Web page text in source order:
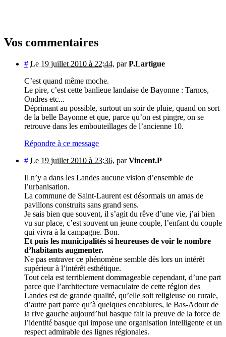
Vos commentaires
# Le 19 juillet 2010 à 22:44, parP.Lartigue
C’est quand même moche.
Le pire, c’est cette banlieue landaise de Bayonne : Tarnos,
Ondres etc...
Déprimant au possible, surtout un soir de pluie, quand on sort
de la belle Bayonne et que, parce qu’on est pingre, on se
retrouve dans les embouteillages de l’ancienne 10.
Répondre à ce message
# Le 19 juillet 2010 à 23:36, parVincent.P
Il n’y a dans les Landes aucune vision d’ensemble de
l’urbanisation.
La commune de Saint-Laurent est désormais un amas de
pavillons construits sans grand sens.
Je sais bien que souvent, il s’agit du rêve d’une vie, j’ai bien
vu sur place, c’est souvent un jeune couple, l’enfant du couple
qui vivra à la campagne. Bon.
Et puis les municipalités si heureuses de voir le nombre
d’habitants augmenter.
Ne pas entraver ce phénomène semble dès lors un intérêt
supérieur à l’intérêt esthétique.
Tout cela est terriblement dommageable cependant, d’une part
parce que l’architecture vernaculaire de cette région des
Landes est de grande qualité, qu’elle soit religieuse ou rurale,
d’autre part parce qu’à quelques encablures, le Bas-Adour de
la rive gauche aujourd’hui basque fait la preuve de la force de
l’identité basque qui impose une organisation intelligente et un
respect admirable des lignes régionales.